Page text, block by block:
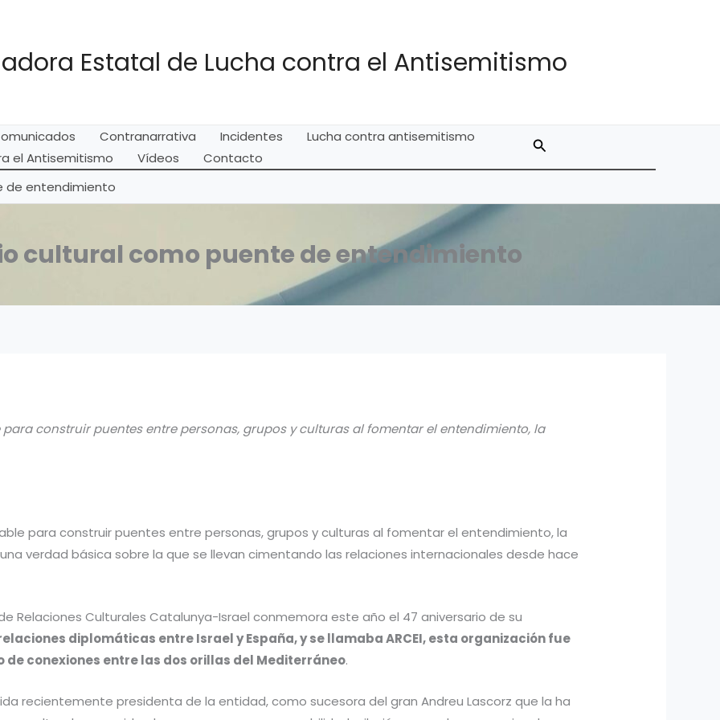
Estatal de Lucha contra el Antisemitismo
Contranarrativa Incidentes
Lucha contra antisemitismo
el Antisemitismo
Vídeos Contacto
Buscar
de entendimiento
cultural como puente de entendimiento
construir puentes entre personas, grupos y culturas al fomentar el entendimiento, la
para construir puentes entre personas, grupos y culturas al fomentar el entendimiento, la
verdad básica sobre la que se llevan cimentando las relaciones internacionales desde hace
Relaciones Culturales Catalunya-Israel conmemora este año el 47 aniversario de su
diplomáticas entre Israel y España, y se llamaba ARCEI, esta organización fue
conexiones entre las dos orillas del Mediterráneo.
recientemente presidenta de la entidad, como sucesora del gran Andreu Lascorz que la ha